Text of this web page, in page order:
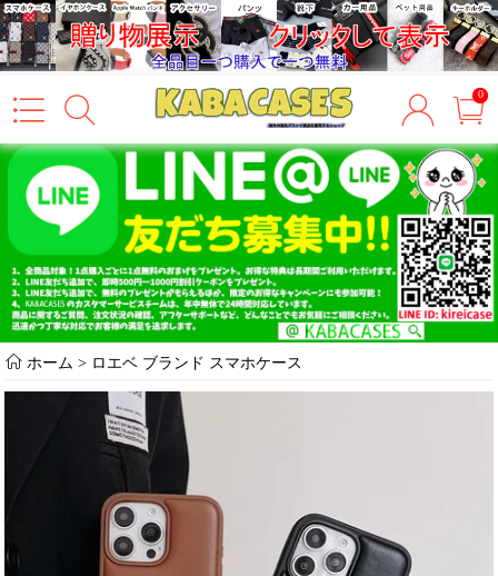
0
ホーム > ロエベ ブランド スマホケース